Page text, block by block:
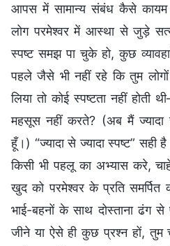
आपस में सामान्य संबंध कैसे
लोग परमेश्वर में आस्था से जुड़े
स्पष्ट समझ पा चुके हो, कुछ
पहले जैसे भी नहीं रहे कि तुम
लिया तो कोई स्पष्टता नहीं होती
महसूस नहीं करते? (अब मैं ज्यादा
हूँ।) “ज्यादा से ज्यादा स्पष्ट”
किसी भी पहलू का अभ्यास करे, चाहे
खुद को परमेश्वर के प्रति
भाई-बहनों के साथ दोस्ताना ढंग
जीने या ऐसे ही कुछ प्रश्न हों,